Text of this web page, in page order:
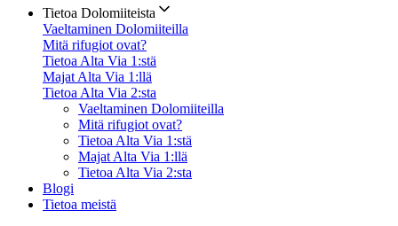
Tietoa Dolomiiteista
Vaeltaminen Dolomiiteilla
Mitä rifugiot ovat?
Tietoa Alta Via 1:stä
Majat Alta Via 1:llä
Tietoa Alta Via 2:sta
Vaeltaminen Dolomiiteilla
Mitä rifugiot ovat?
Tietoa Alta Via 1:stä
Majat Alta Via 1:llä
Tietoa Alta Via 2:sta
Blogi
Tietoa meistä